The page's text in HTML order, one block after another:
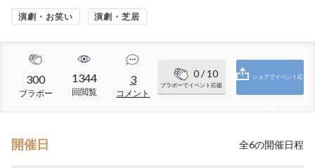
演劇・お笑い 演劇・芝居
300
ブラボー
1344
回閲覧
3
コメント
0/ 10
ブラボーでイベント応援
シェアでイベント応
開催日 全6の開催日程